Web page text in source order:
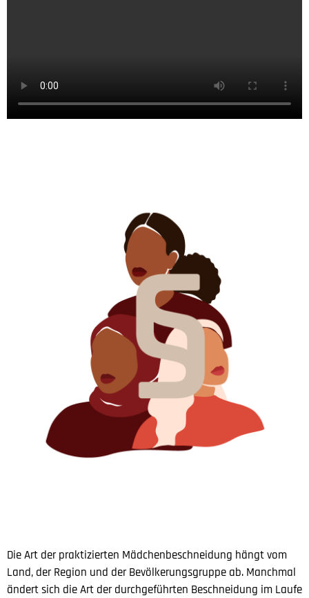
Die Art der praktizierten Mädchenbeschneidung hängt vom
Land, der Region und der Bevölkerungsgruppe ab. Manchmal
ändert sich die Art der durchgeführten Beschneidung im Laufe